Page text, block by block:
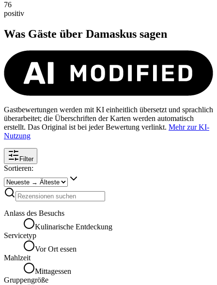
76
positiv
Was Gäste über Damaskus sagen
Gastbewertungen werden mit KI einheitlich übersetzt und sprachlich
überarbeitet; die Überschriften der Karten werden automatisch
erstellt. Das Original ist bei jeder Bewertung verlinkt. Mehr zur KI-
Nutzung
Filter
Sortieren:
Anlass des Besuchs
Kulinarische Entdeckung
Servicetyp
Vor Ort essen
Mahlzeit
Mittagessen
Gruppengröße